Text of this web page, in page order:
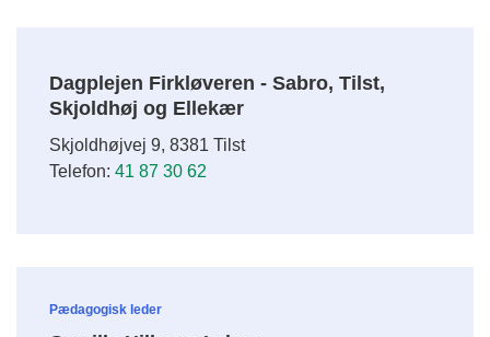
Dagplejen Firkløveren - Sabro, Tilst,
Skjoldhøj og Ellekær
Skjoldhøjvej 9, 8381 Tilst
Telefon: 41 87 30 62
Pædagogisk leder